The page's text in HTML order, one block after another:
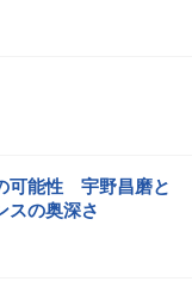
可能性 宇野昌磨と
スの奥深さ